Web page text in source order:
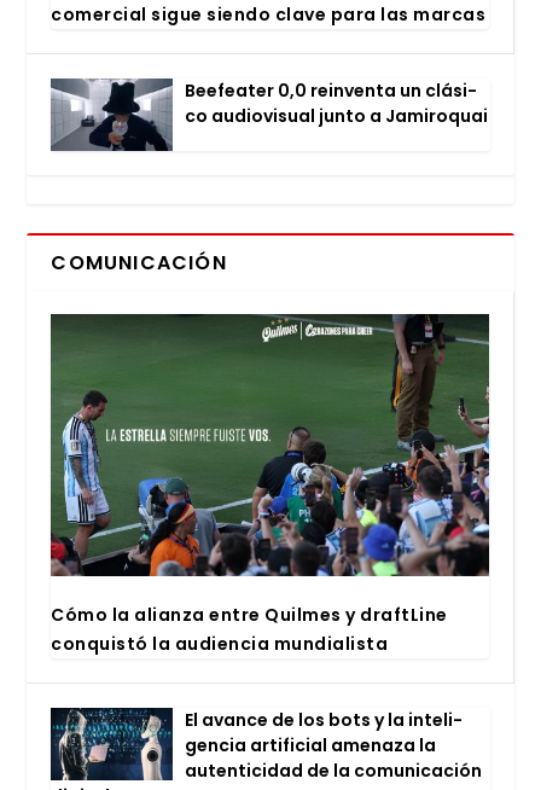
comer­cial sigue sien­do cla­ve para las mar­cas
Bee­fea­ter 0,0 rein­ven­ta un clá­si­
co audio­vi­sual jun­to a Jami­ro­quai
COMUNICACIÓN
Cómo la alian­za entre Quil­mes y draftLi­ne
con­quis­tó la audien­cia mun­dia­lis­ta
El avan­ce de los bots y la inte­li­
gen­cia arti­fi­cial ame­na­za la
auten­ti­ci­dad de la comu­ni­ca­ción